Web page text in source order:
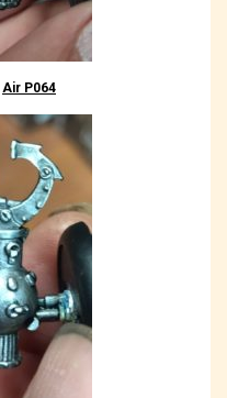
Air P064